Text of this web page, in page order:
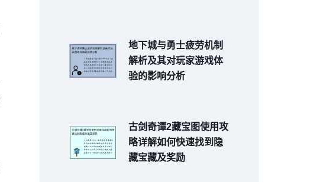
地下城与勇士疲劳机制
解析及其对玩家游戏体
验的影响分析
古剑奇谭2藏宝图使用攻
略详解如何快速找到隐
藏宝藏及奖励